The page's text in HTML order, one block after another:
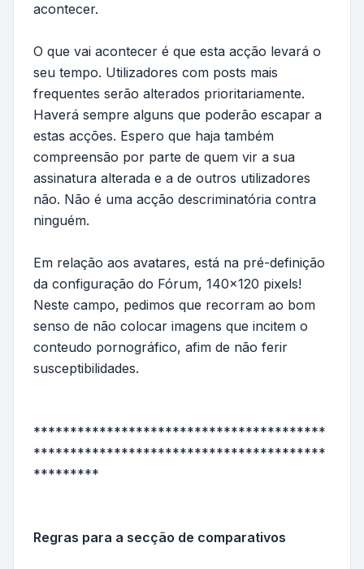
acontecer.
O que vai acontecer é que esta acção levará o
seu tempo. Utilizadores com posts mais
frequentes serão alterados prioritariamente.
Haverá sempre alguns que poderão escapar a
estas acções. Espero que haja também
compreensão por parte de quem vir a sua
assinatura alterada e a de outros utilizadores
não. Não é uma acção descriminatória contra
ninguém.
Em relação aos avatares, está na pré-definição
da configuração do Fórum, 140x120 pixels!
Neste campo, pedimos que recorram ao bom
senso de não colocar imagens que incitem o
conteudo pornográfico, afim de não ferir
susceptibilidades.
****************************************
****************************************
*********
Regras para a secção de comparativos